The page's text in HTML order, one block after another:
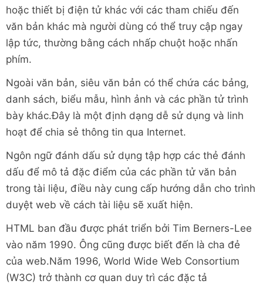
hoặc thiết bị điện tử khác với các tham chiếu đến
văn bản khác mà người dùng có thể truy cập ngay
lập tức, thường bằng cách nhấp chuột hoặc nhấn
phím.
Ngoài văn bản, siêu văn bản có thể chứa các bảng,
danh sách, biểu mẫu, hình ảnh và các phần tử trình
bày khác.Đây là một định dạng dễ sử dụng và linh
hoạt để chia sẻ thông tin qua Internet.
Ngôn ngữ đánh dấu sử dụng tập hợp các thẻ đánh
dấu để mô tả đặc điểm của các phần tử văn bản
trong tài liệu, điều này cung cấp hướng dẫn cho trình
duyệt web về cách tài liệu sẽ xuất hiện.
HTML ban đầu được phát triển bởi Tim Berners-Lee
vào năm 1990. Ông cũng được biết đến là cha đẻ
của web.Năm 1996, World Wide Web Consortium
(W3C) trở thành cơ quan duy trì các đặc tả